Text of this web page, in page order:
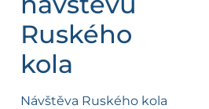
Ruského
kola
Návštěva Ruského kola